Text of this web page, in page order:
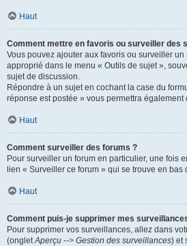
Haut
Comment mettre en favoris ou surveiller des
Vous pouvez ajouter aux favoris ou surveiller
approprié dans le menu « Outils de sujet »,
sujet de discussion.
Répondre à un sujet en cochant la case du
réponse est postée » vous permettra également
Haut
Comment surveiller des forums ?
Pour surveiller un forum en particulier, une fois
lien « Surveiller ce forum » qui se trouve en bas
Haut
Comment puis-je supprimer mes
Pour supprimer vos surveillances, allez dans
(ongletAperçu --> Gestion des surveillances) et